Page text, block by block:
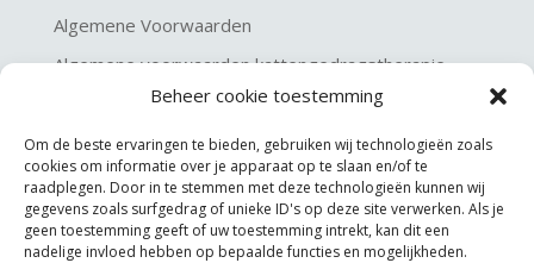
Beheer cookie toestemming
Om de beste ervaringen te bieden, gebruiken wij technologieën zoals
cookies om informatie over je apparaat op te slaan en/of te
raadplegen. Door in te stemmen met deze technologieën kunnen wij
gegevens zoals surfgedrag of unieke ID's op deze site verwerken. Als je
geen toestemming geeft of uw toestemming intrekt, kan dit een
nadelige invloed hebben op bepaalde functies en mogelijkheden.
Algemene Voorwaarden
Algemene voorwaarden kattengedragstherapie
Privacy verklaring
Disclaimer & Copyright